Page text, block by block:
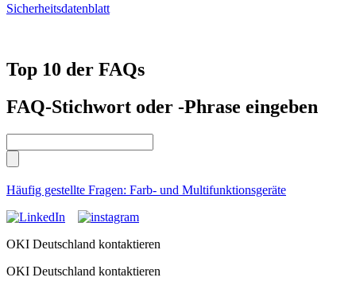
Sicherheitsdatenblatt
Top 10 der FAQs
FAQ-Stichwort oder -Phrase eingeben
Häufig gestellte Fragen: Farb- und Multifunktionsgeräte
OKI Deutschland kontaktieren
OKI Deutschland kontaktieren